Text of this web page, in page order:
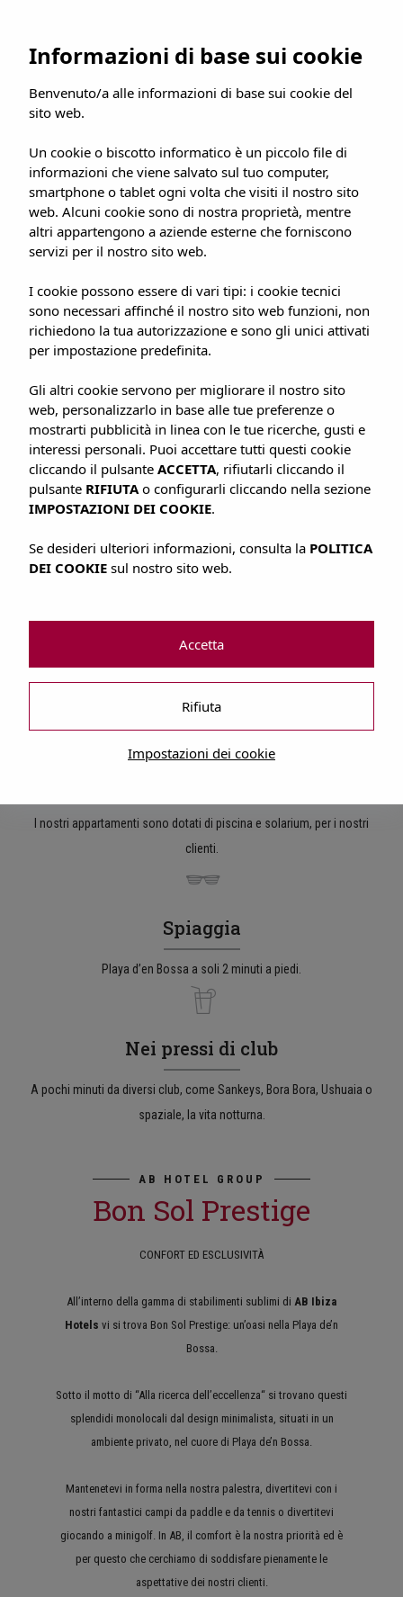
MIGLIOR PREZZO GARANTITO
Italiano
Posizione
alla spiaggia ea pochi minuti dal centro.
I nostri appartamenti sono dotati di piscina e solarium, per i nostri
clienti.
Spiaggia
Playa d’en Bossa a soli 2 minuti a piedi.
Nei pressi di club
A pochi minuti da diversi club, come Sankeys, Bora Bora, Ushuaia o
spaziale, la vita notturna.
AB HOTEL GROUP
Bon Sol Prestige
CONFORT ED ESCLUSIVITÀ
All’interno della gamma di stabilimenti sublimi di AB Ibiza
Hotels vi si trova Bon Sol Prestige: un’oasi nella Playa de’n
Bossa.
Sotto il motto di “Alla ricerca dell’eccellenza“ si trovano questi
splendidi monolocali dal design minimalista, situati in un
ambiente privato, nel cuore di Playa de’n Bossa.
Mantenetevi in forma nella nostra palestra, divertitevi con i
nostri fantastici campi da paddle e da tennis o divertitevi
giocando a minigolf. In AB, il comfort è la nostra priorità ed è
per questo che cerchiamo di soddisfare pienamente le
aspettative dei nostri clienti.
Informazioni di base sui cookie
Benvenuto/a alle informazioni di base sui cookie del
sito web.
Un cookie o biscotto informatico è un piccolo file di
informazioni che viene salvato sul tuo computer,
smartphone o tablet ogni volta che visiti il nostro sito
web. Alcuni cookie sono di nostra proprietà, mentre
altri appartengono a aziende esterne che forniscono
servizi per il nostro sito web.
I cookie possono essere di vari tipi: i cookie tecnici
sono necessari affinché il nostro sito web funzioni, non
richiedono la tua autorizzazione e sono gli unici attivati
per impostazione predefinita.
Gli altri cookie servono per migliorare il nostro sito
web, personalizzarlo in base alle tue preferenze o
mostrarti pubblicità in linea con le tue ricerche, gusti e
interessi personali. Puoi accettare tutti questi cookie
cliccando il pulsante ACCETTA, rifiutarli cliccando il
pulsante RIFIUTAo configurarli cliccando nella sezione
IMPOSTAZIONI DEI COOKIE.
Se desideri ulteriori informazioni, consulta la POLITICA
DEI COOKIE sul nostro sito web.
Impostazioni dei cookie
Rifiuta
Accetta